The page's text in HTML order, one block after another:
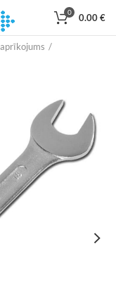
0 0.00€